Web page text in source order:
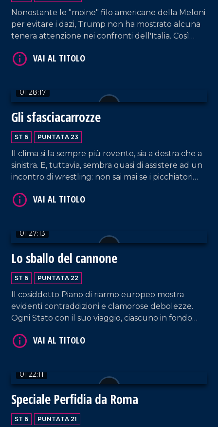
Nonostante le "moine" filo americane della Meloni
per evitare i dazi, Trump non ha mostrato alcuna
tenera attenzione nei confronti dell'Italia. Così
Lega non vuol dire che la Casa Bianca abbia in
Giuseppe Conte e la sua piazza si sono lasciati
"straziare" dagli ambigui baci del Pd.
01:28:17
Gli sfasciacarrozze
ST 6 PUNTATA 23
Il clima si fa sempre più rovente, sia a destra che a
sinistra. E, tuttavia, sembra quasi di assistere ad un
incontro di wrestling: non sai mai se i picchiatori
Crosetto, da Tajani a Salvini, il bestiario della
precetti indiscutibili.
01:27:13
Lo sballo del cannone
ST 6 PUNTATA 22
Il cosiddetto Piano di riarmo europeo mostra
evidenti contraddizioni e clamorose debolezze.
Ogni Stato con il suo viaggio, ciascuno in fondo
dovrà vedersela con un Salvini sempre più in
la passa meglio.
01:22:11
Speciale Perfidia da Roma
ST 6 PUNTATA 21
VAI AL TITOLO
VAI AL TITOLO